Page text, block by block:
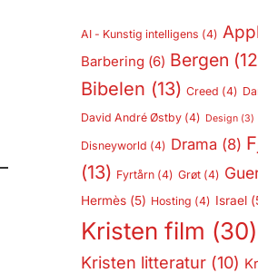
AI - Kunstig intelligens (4)
Barbering (6) Bergen
Bibelen (13) Creed (4)
David André Østby(4) Design(3)
Disneyworld (4) Drama (8)
(13) Fyrtårn(4) Grøt(4)
Hermès(5) Hosting (4) Israel
Kristen film (30)
Kristen litteratur(10)